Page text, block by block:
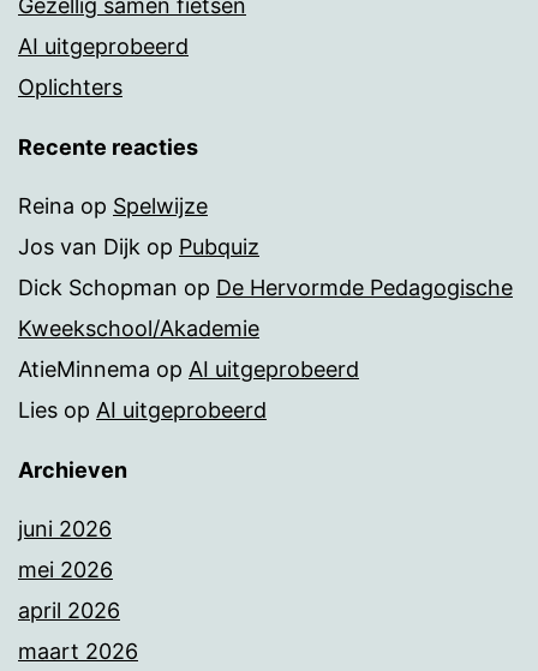
Gezellig samen fietsen
AI uitgeprobeerd
Oplichters
Recente reacties
Reina op Spelwijze
Jos van Dijk op Pubquiz
Dick Schopman op De Hervormde Pedagogische
Kweekschool/Akademie
AtieMinnema op AI uitgeprobeerd
Lies op AI uitgeprobeerd
Archieven
juni 2026
mei 2026
april 2026
maart 2026